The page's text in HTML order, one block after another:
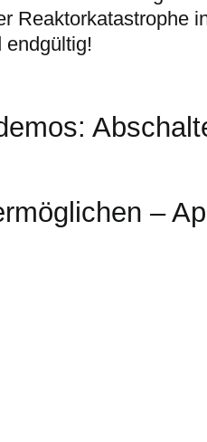
Reaktorkatastrophe
endgültig!
–